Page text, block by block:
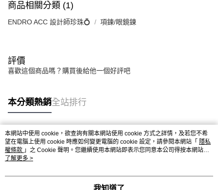
商品相關分類 (1)
ENDRO ACC 設計師珍珠💍 項鍊/眼鏡鍊
評價
喜歡這個商品嗎？購買後給他一個好評吧
本分類熱銷全站排行
熱門標籤
本網站中使用 cookie，欲查詢有關本網站使用 cookie 方式之詳情，及若您不希
望在電腦上使用 cookie 時應如何變更電腦的 cookie 設定，請參閱本網站「 隱私
權條款 」之 Cookie 聲明。您繼續使用本網站即表示您同意本公司得按本網站使
用條款之 Cookie 聲明使用 cookie。
了解更多 >
我知道了